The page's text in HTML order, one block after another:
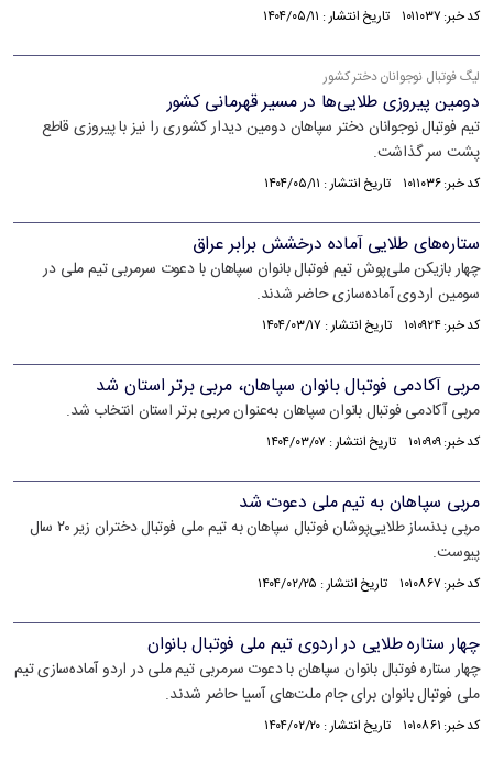
کد خبر: ۱۰۱۱۰۳۷ تاریخ انتشار : ۱۴۰۴/۰۵/۱۱
لیگ فوتبال نوجوانان دختر کشور
دومین پیروزی طلایی‌ها در مسیر قهرمانی کشور
تیم فوتبال نوجوانان دختر سپاهان دومین دیدار کشوری را نیز با پیروزی قاطع
پشت سر گذاشت.
کد خبر: ۱۰۱۱۰۳۶ تاریخ انتشار : ۱۴۰۴/۰۵/۱۱
ستاره‌های طلایی آماده درخشش برابر عراق
چهار بازیکن ملی‌پوش تیم فوتبال بانوان سپاهان با دعوت سرمربی تیم ملی در
سومین اردوی آماده‌سازی حاضر شدند.
کد خبر: ۱۰۱۰۹۲۴ تاریخ انتشار : ۱۴۰۴/۰۳/۱۷
مربی آکادمی فوتبال بانوان سپاهان، مربی برتر استان شد
مربی آکادمی فوتبال بانوان سپاهان به‌عنوان مربی برتر استان انتخاب شد.
کد خبر: ۱۰۱۰۹۰۹ تاریخ انتشار : ۱۴۰۴/۰۳/۰۷
مربی سپاهان به تیم ملی دعوت شد
مربی بدنساز طلایی‌پوشان فوتبال سپاهان به تیم ملی فوتبال دختران زیر ۲۰ سال
پیوست.
کد خبر: ۱۰۱۰۸۶۷ تاریخ انتشار : ۱۴۰۴/۰۲/۲۵
چهار ستاره طلایی در اردوی تیم ملی فوتبال بانوان
چهار ستاره فوتبال بانوان سپاهان با دعوت سرمربی تیم ملی در اردو آماده‌سازی تیم
ملی فوتبال بانوان برای جام ملت‌های آسیا حاضر شدند.
کد خبر: ۱۰۱۰۸۶۱ تاریخ انتشار : ۱۴۰۴/۰۲/۲۰